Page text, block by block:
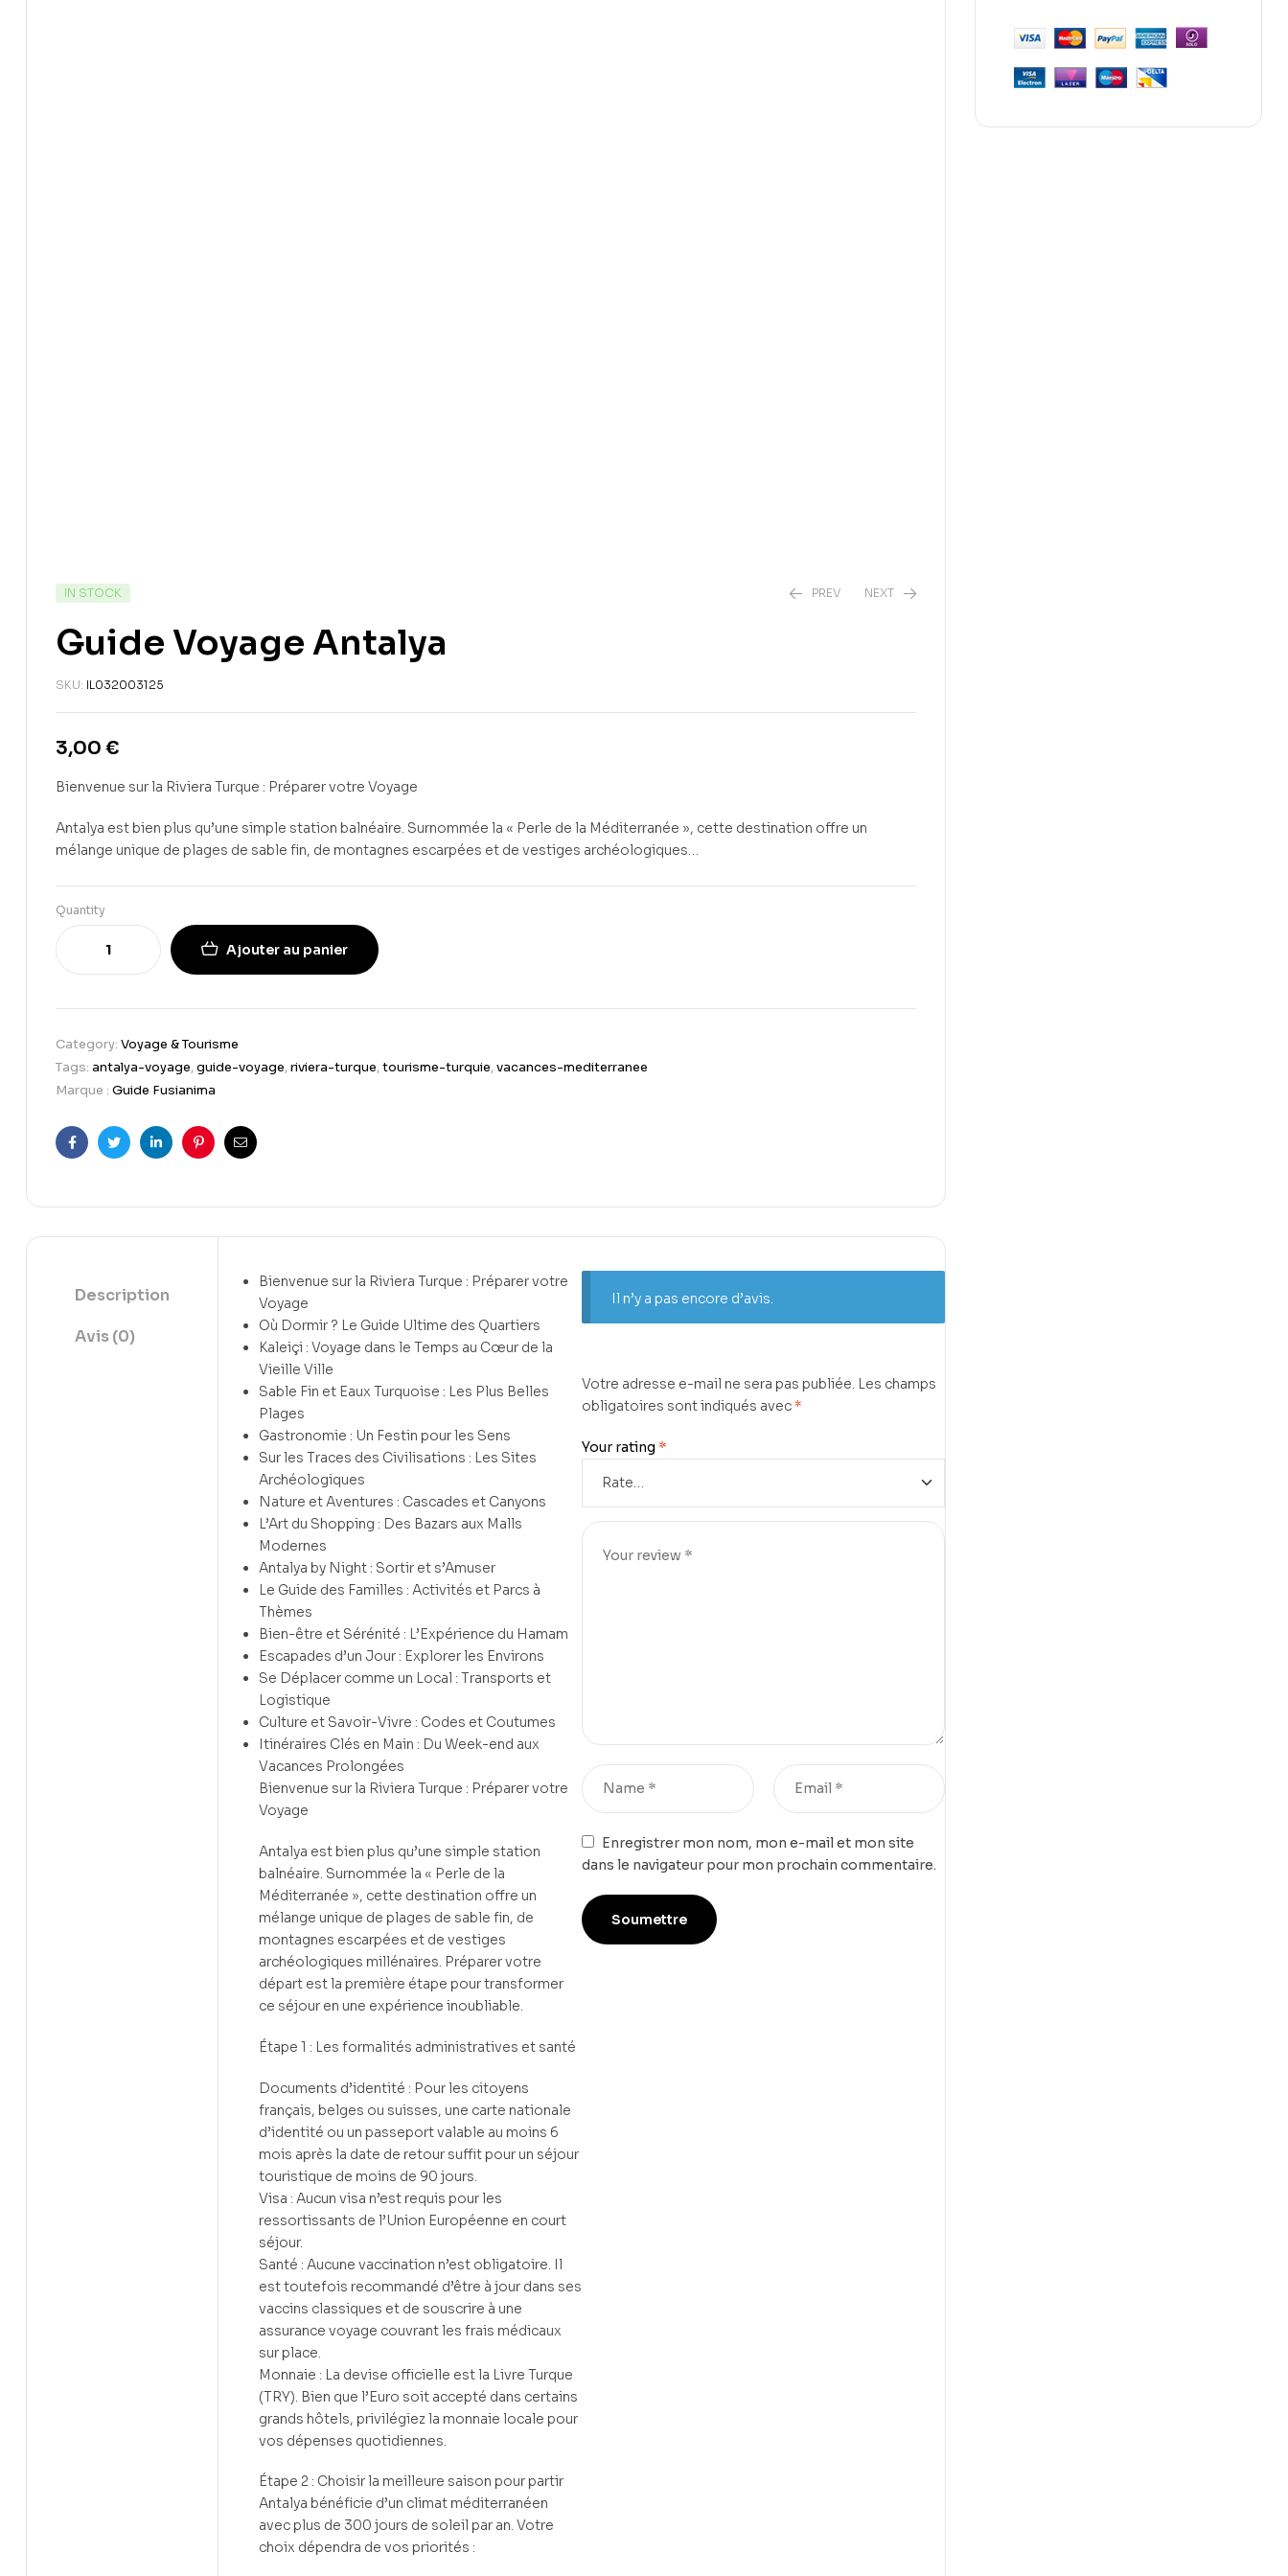
IN STOCK PREV NEXT
Guide Voyage Antalya
SKU: IL032003125
3,00 €
Bienvenue sur la Riviera Turque : Préparer votre Voyage
Antalya est bien plus qu’une simple station balnéaire. Surnommée la « Perle de la Méditerranée », cette destination offre un
mélange unique de plages de sable fin, de montagnes escarpées et de vestiges archéologiques…
Quantity
Ajouter au panier
Category: Voyage & Tourisme
Tags: antalya-voyage,guide-voyage,riviera-turque,tourisme-turquie,vacances-mediterranee
Marque : Guide Fusianima
FacebookTwitterLinkedinPinterestEmail
Description
Avis (0)
Bienvenue sur la Riviera Turque : Préparer votre
Voyage
Où Dormir ? Le Guide Ultime des Quartiers
Kaleiçi : Voyage dans le Temps au Cœur de la
Vieille Ville
Sable Fin et Eaux Turquoise : Les Plus Belles
Plages
Gastronomie : Un Festin pour les Sens
Sur les Traces des Civilisations : Les Sites
Archéologiques
Nature et Aventures : Cascades et Canyons
L’Art du Shopping : Des Bazars aux Malls
Modernes
Antalya by Night : Sortir et s’Amuser
Le Guide des Familles : Activités et Parcs à
Thèmes
Bien-être et Sérénité : L’Expérience du Hamam
Escapades d’un Jour : Explorer les Environs
Se Déplacer comme un Local : Transports et
Logistique
Culture et Savoir-Vivre : Codes et Coutumes
Itinéraires Clés en Main : Du Week-end aux
Vacances Prolongées
Bienvenue sur la Riviera Turque : Préparer votre
Voyage
Antalya est bien plus qu’une simple station
balnéaire. Surnommée la « Perle de la
Méditerranée », cette destination offre un
mélange unique de plages de sable fin, de
montagnes escarpées et de vestiges
archéologiques millénaires. Préparer votre
départ est la première étape pour transformer
ce séjour en une expérience inoubliable.
Étape 1 : Les formalités administratives et santé
Documents d’identité : Pour les citoyens
français, belges ou suisses, une carte nationale
d’identité ou un passeport valable au moins 6
mois après la date de retour suffit pour un séjour
touristique de moins de 90 jours.
Visa : Aucun visa n’est requis pour les
ressortissants de l’Union Européenne en court
séjour.
Santé : Aucune vaccination n’est obligatoire. Il
est toutefois recommandé d’être à jour dans ses
vaccins classiques et de souscrire à une
assurance voyage couvrant les frais médicaux
sur place.
Monnaie : La devise officielle est la Livre Turque
(TRY). Bien que l’Euro soit accepté dans certains
grands hôtels, privilégiez la monnaie locale pour
vos dépenses quotidiennes.
Étape 2 : Choisir la meilleure saison pour partir
Antalya bénéficie d’un climat méditerranéen
avec plus de 300 jours de soleil par an. Votre
choix dépendra de vos priorités :
Il n’y a pas encore d’avis.
Votre adresse e-mail ne sera pas publiée. Les champs
obligatoires sont indiqués avec*
Your rating *
Enregistrer mon nom, mon e-mail et mon site
dans le navigateur pour mon prochain commentaire.